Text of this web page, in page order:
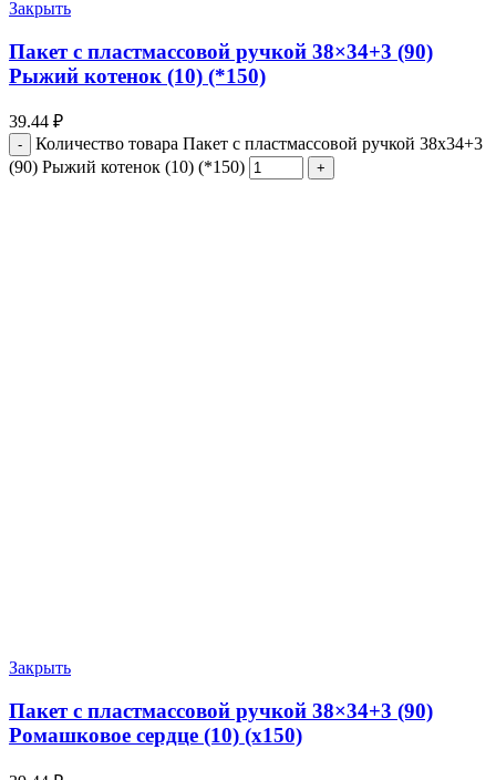
Закрыть
Пакет с пластмассовой ручкой 38×34+3 (90)
Рыжий котенок (10) (*150)
39.44 ₽
Количество товара Пакет с пластмассовой ручкой 38x34+3
(90) Рыжий котенок (10) (*150)
Закрыть
Пакет с пластмассовой ручкой 38×34+3 (90)
Ромашковое сердце (10) (х150)